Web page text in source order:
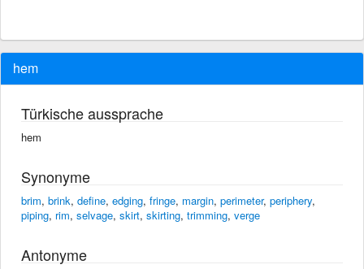
hem
Türkische aussprache
hem
Synonyme
brim, brink, define, edging, fringe, margin, perimeter, periphery,
piping, rim, selvage, skirt, skirting, trimming, verge
Antonyme